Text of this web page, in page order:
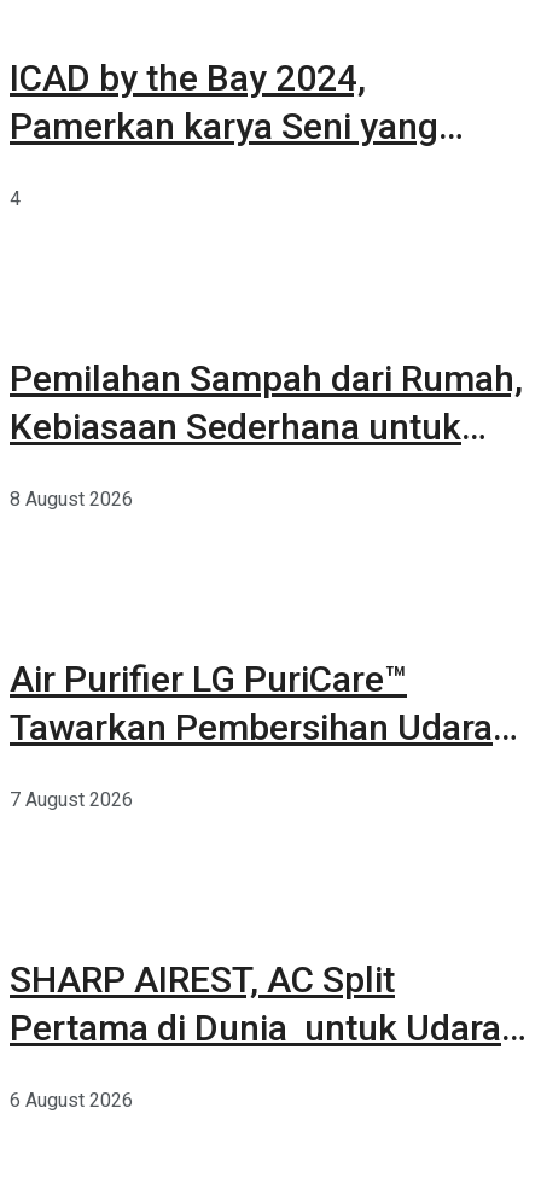
ICAD by the Bay 2024,
Pamerkan karya Seni yang
4
Pemilahan Sampah dari Rumah,
Kebiasaan Sederhana untuk
8 August 2026
Air Purifier LG PuriCare™
Tawarkan Pembersihan Udara
7 August 2026
SHARP AIREST, AC Split
Pertama di Dunia untuk Udara
6 August 2026